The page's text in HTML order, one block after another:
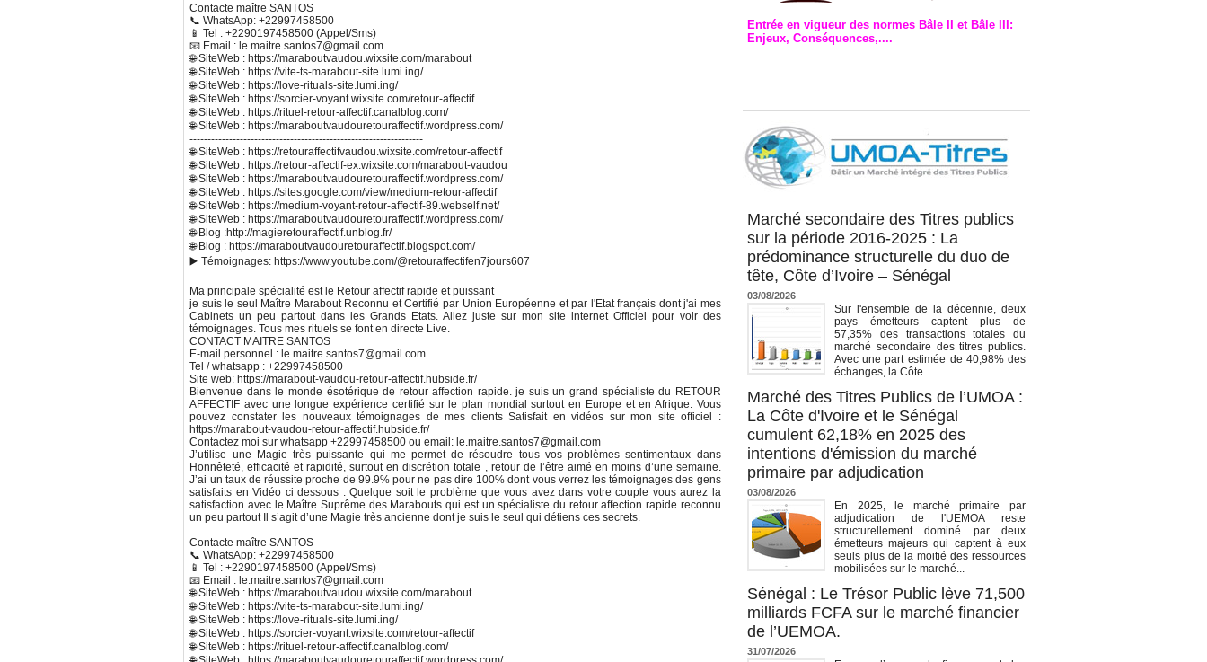
Contacte maître SANTOS
📞 WhatsApp: +22997458500
📱 Tel : +2290197458500 (Appel/Sms)
📧 Email : le.maitre.santos7@gmail.com
🌐 SiteWeb : https://maraboutvaudou.wixsite.com/marabout
🌐 SiteWeb : https://vite-ts-marabout-site.lumi.ing/
🌐 SiteWeb : https://love-rituals-site.lumi.ing/
🌐 SiteWeb : https://sorcier-voyant.wixsite.com/retour-affectif
🌐 SiteWeb : https://rituel-retour-affectif.canalblog.com/
🌐 SiteWeb : https://maraboutvaudouretouraffectif.wordpress.com/
-----------------------------------------------------------------
🌐 SiteWeb : https://retouraffectifvaudou.wixsite.com/retour-affectif
🌐 SiteWeb : https://retour-affectif-ex.wixsite.com/marabout-vaudou
🌐 SiteWeb : https://maraboutvaudouretouraffectif.wordpress.com/
🌐 SiteWeb : https://sites.google.com/view/medium-retour-affectif
🌐 SiteWeb : https://medium-voyant-retour-affectif-89.webself.net/
🌐 SiteWeb : https://maraboutvaudouretouraffectif.wordpress.com/
🌐 Blog :http://magieretouraffectif.unblog.fr/
🌐 Blog : https://maraboutvaudouretouraffectif.blogspot.com/
▶️ Témoignages: https://www.youtube.com/@retouraffectifen7jours607
Ma principale spécialité est le Retour affectif rapide et puissant
je suis le seul Maître Marabout Reconnu et Certifié par Union Européenne et par l'Etat français dont j'ai mes
Cabinets un peu partout dans les Grands Etats. Allez juste sur mon site internet Officiel pour voir des
témoignages. Tous mes rituels se font en directe Live.
CONTACT MAITRE SANTOS
E-mail personnel : le.maitre.santos7@gmail.com
Tel / whatsapp : +22997458500
Site web: https://marabout-vaudou-retour-affectif.hubside.fr/
Bienvenue dans le monde ésotérique de retour affection rapide. je suis un grand spécialiste du RETOUR
AFFECTIF avec une longue expérience certifié sur le plan mondial surtout en Europe et en Afrique. Vous
pouvez constater les nouveaux témoignages de mes clients Satisfait en vidéos sur mon site officiel :
https://marabout-vaudou-retour-affectif.hubside.fr/
Contactez moi sur whatsapp +22997458500 ou email: le.maitre.santos7@gmail.com
J’utilise une Magie très puissante qui me permet de résoudre tous vos problèmes sentimentaux dans
Honnêteté, efficacité et rapidité, surtout en discrétion totale , retour de l’être aimé en moins d’une semaine.
J’ai un taux de réussite proche de 99.9% pour ne pas dire 100% dont vous verrez les témoignages des gens
satisfaits en Vidéo ci dessous . Quelque soit le problème que vous avez dans votre couple vous aurez la
satisfaction avec le Maître Suprême des Marabouts qui est un spécialiste du retour affection rapide reconnu
un peu partout Il s’agit d’une Magie très ancienne dont je suis le seul qui détiens ces secrets.
Contacte maître SANTOS
📞 WhatsApp: +22997458500
📱 Tel : +2290197458500 (Appel/Sms)
📧 Email : le.maitre.santos7@gmail.com
🌐 SiteWeb : https://maraboutvaudou.wixsite.com/marabout
🌐 SiteWeb : https://vite-ts-marabout-site.lumi.ing/
🌐 SiteWeb : https://love-rituals-site.lumi.ing/
🌐 SiteWeb : https://sorcier-voyant.wixsite.com/retour-affectif
🌐 SiteWeb : https://rituel-retour-affectif.canalblog.com/
Entrée en vigueur des normes Bâle II et Bâle III:
Enjeux, Conséquences,....
Marché secondaire des Titres publics
sur la période 2016-2025 : La
prédominance structurelle du duo de
tête, Côte d’Ivoire – Sénégal
03/08/2026
Sur l'ensemble de la décennie, deux
pays émetteurs captent plus de
57,35% des transactions totales du
marché secondaire des titres publics.
Avec une part estimée de 40,98% des
échanges, la Côte...
Marché des Titres Publics de l’UMOA :
La Côte d'Ivoire et le Sénégal
cumulent 62,18% en 2025 des
intentions d'émission du marché
primaire par adjudication
03/08/2026
En 2025, le marché primaire par
adjudication de l'UEMOA reste
structurellement dominé par deux
émetteurs majeurs qui captent à eux
seuls plus de la moitié des ressources
mobilisées sur le marché...
Sénégal : Le Trésor Public lève 71,500
milliards FCFA sur le marché financier
de l’UEMOA.
31/07/2026